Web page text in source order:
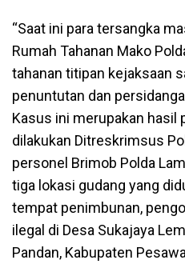
“Saat ini para tersangka
Rumah Tahanan Mako
tahanan titipan kejaksaan
penuntutan dan
Kasus ini merupakan hasil
dilakukan Ditreskrimsus
personel Brimob Polda
tiga lokasi gudang yang
tempat penimbunan,
ilegal di Desa Sukajaya
Pandan, Kabupaten